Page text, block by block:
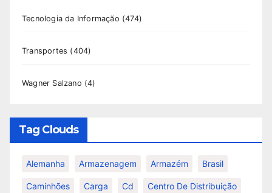
Tecnologia da Informação (474)
Transportes (404)
Wagner Salzano (4)
Tag Clouds
Alemanha Armazenagem Armazém Brasil
Caminhões Carga Cd Centro De Distribuição